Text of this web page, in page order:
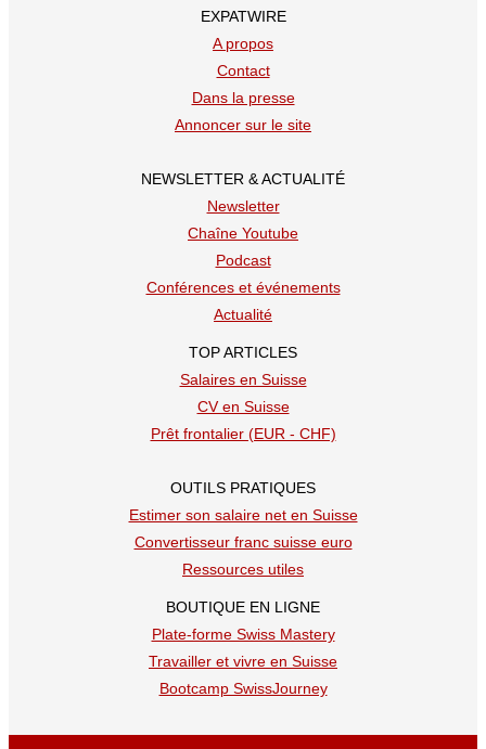
EXPATWIRE
A propos
Contact
Dans la presse
Annoncer sur le site
NEWSLETTER & ACTUALITÉ
Newsletter
Chaîne Youtube
Podcast
Conférences et événements
Actualité
TOP ARTICLES
Salaires en Suisse
CV en Suisse
Prêt frontalier (EUR - CHF)
OUTILS PRATIQUES
Estimer son salaire net en Suisse
Convertisseur franc suisse euro
Ressources utiles
BOUTIQUE EN LIGNE
Plate-forme Swiss Mastery
Travailler et vivre en Suisse
Bootcamp SwissJourney